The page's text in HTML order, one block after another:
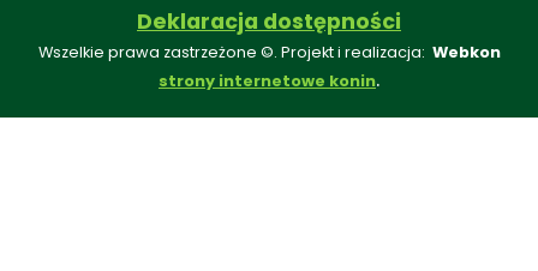
Deklaracja dostępności
Wszelkie prawa zastrzeżone ©. Projekt i realizacja: Webkon
strony internetowe konin.